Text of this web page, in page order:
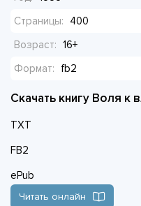
Страницы:
400
Возраст: 16+
Формат:
fb2
Скачать книгу Воля к
TXT
FB2
ePub
Читать онлайн